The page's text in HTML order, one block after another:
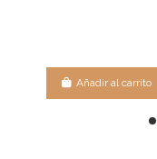
Añadir al carrito